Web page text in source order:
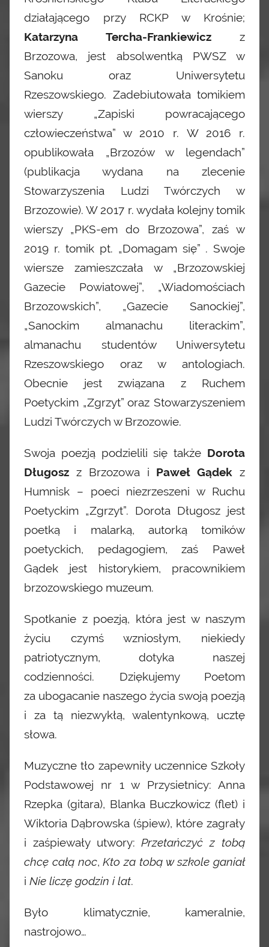
działającego przy RCKP w Krośnie;
Katarzyna Tercha-Frankiewicz z
Brzozowa, jest absolwentką PWSZ w
Sanoku oraz Uniwersytetu
Rzeszowskiego. Zadebiutowała tomikiem
wierszy „Zapiski powracającego
człowieczeństwa” w 2010 r. W 2016 r.
opublikowała „Brzozów w legendach”
(publikacja wydana na zlecenie
Stowarzyszenia Ludzi Twórczych w
Brzozowie). W 2017 r. wydała kolejny tomik
wierszy „PKS-em do Brzozowa”, zaś w
2019 r. tomik pt. „Domagam się” . Swoje
wiersze zamieszczała w „Brzozowskiej
Gazecie Powiatowej”, „Wiadomościach
Brzozowskich”, „Gazecie Sanockiej”,
„Sanockim almanachu literackim”,
almanachu studentów Uniwersytetu
Rzeszowskiego oraz w antologiach.
Obecnie jest związana z Ruchem
Poetyckim „Zgrzyt” oraz Stowarzyszeniem
Ludzi Twórczych w Brzozowie.
Swoja poezją podzielili się także Dorota
Długosz z Brzozowa i Paweł Gądekz
Humnisk – poeci niezrzeszeni w Ruchu
Poetyckim „Zgrzyt”. Dorota Długosz jest
poetką i malarką, autorką tomików
poetyckich, pedagogiem, zaś Paweł
Gądek jest historykiem, pracownikiem
brzozowskiego muzeum.
Spotkanie z poezją, która jest w naszym
życiu czymś wzniosłym, niekiedy
patriotycznym, dotyka naszej
codzienności. Dziękujemy Poetom
za ubogacanie naszego życia swoją poezją
i za tą niezwykłą, walentynkową, ucztę
słowa.
Muzyczne tło zapewniły uczennice Szkoły
Podstawowej nr 1 w Przysietnicy: Anna
Rzepka (gitara), Blanka Buczkowicz (flet) i
Wiktoria Dąbrowska (śpiew), które zagrały
i zaśpiewały utwory:Przetańczyć z tobą
chcę całą noc,Kto za tobą w szkole ganiał
i Nie liczę godzin i lat.
Było klimatycznie, kameralnie,
nastrojowo…